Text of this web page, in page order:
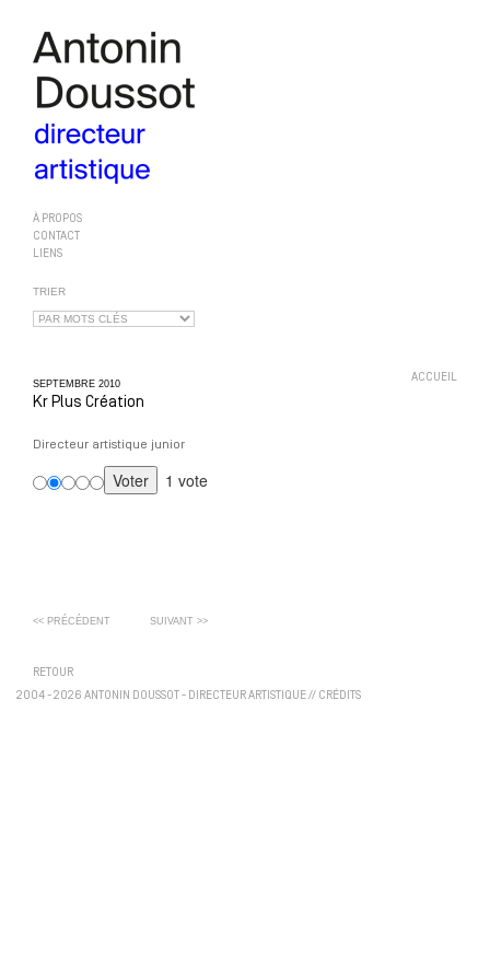
À PROPOS
CONTACT
LIENS
TRIER
ACCUEIL
SEPTEMBRE 2010
Kr Plus Création
Directeur artistique junior
1 vote
<< PRÉCÉDENT SUIVANT >>
RETOUR
2004 - 2026 ANTONIN DOUSSOT - DIRECTEUR ARTISTIQUE// CRÉDITS